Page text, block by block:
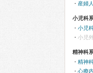
産婦
小児科
小児
小児
精神科
精神
心療